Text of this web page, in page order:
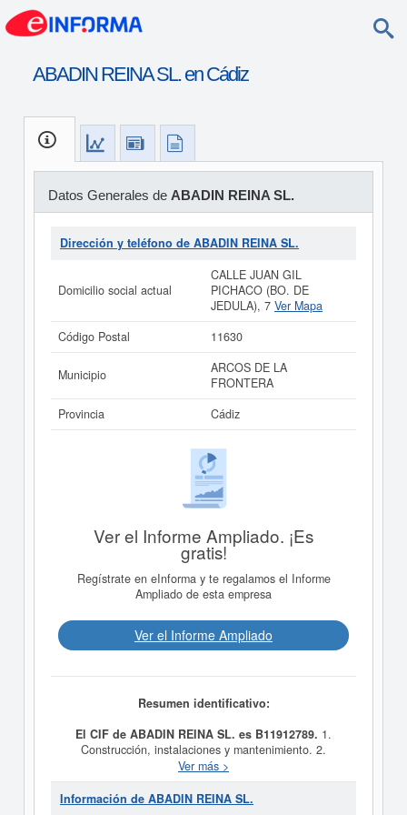
ABADIN REINA SL. en Cádiz
Datos Generales de ABADIN REINA SL.
Dirección y teléfono de ABADIN REINA SL.
Domicilio social actual
CALLE JUAN GIL
PICHACO (BO. DE
JEDULA), 7 Ver Mapa
Código Postal
11630
Municipio
ARCOS DE LA
FRONTERA
Provincia
Cádiz
Ver el Informe Ampliado. ¡Es
gratis!
Regístrate en eInforma y te regalamos el Informe
Ampliado de esta empresa
Ver el Informe Ampliado
Resumen identificativo:
El CIF de ABADIN REINA SL. es B11912789. 1.
Construcción, instalaciones y mantenimiento. 2.
Comercio al por mayor y al por menor. Distribución
comercial. Importación y exportación. 3. Actividades
inmobiliarias. 4. Industrias manufactureras y textiles. 5.
Ver más >
Información de ABADIN REINA SL.